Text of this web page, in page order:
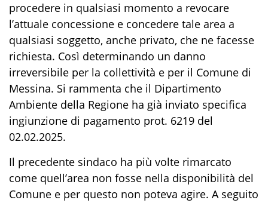
procedere in qualsiasi momento a revocare
l’attuale concessione e concedere tale area a
qualsiasi soggetto, anche privato, che ne facesse
richiesta. Così determinando un danno
irreversibile per la collettività e per il Comune di
Messina. Si rammenta che il Dipartimento
Ambiente della Regione ha già inviato specifica
ingiunzione di pagamento prot. 6219 del
02.02.2025.
Il precedente sindaco ha più volte rimarcato
come quell’area non fosse nella disponibilità del
Comune e per questo non poteva agire. A seguito